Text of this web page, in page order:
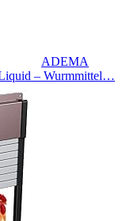
ADEMA
– Wurmmittel…